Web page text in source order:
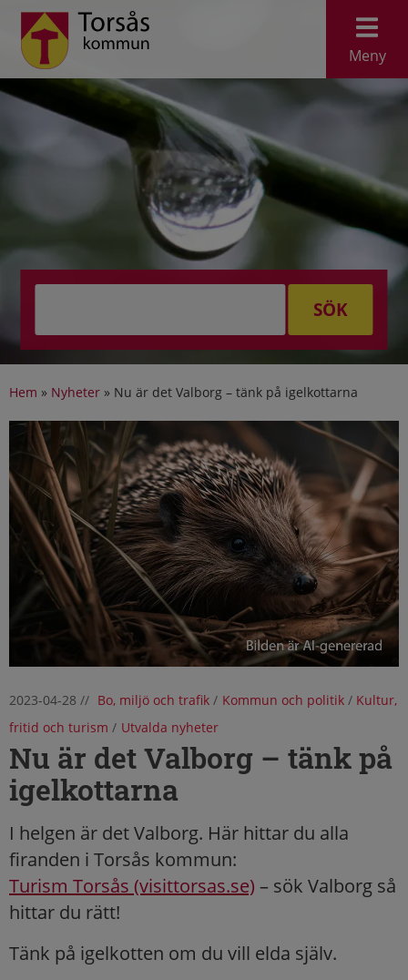
Meny
SÖK
Hem » Nyheter » Nu är det Valborg – tänk på igelkottarna
2023-04-28 // Bo, miljö och trafik/ Kommun och politik/ Kultur,
fritid och turism / Utvalda nyheter
Nu är det Valborg – tänk på
igelkottarna
I helgen är det Valborg. Här hittar du alla
firanden i Torsås kommun:
Turism Torsås (visittorsas.se) – sök Valborg så
hittar du rätt!
Tänk på igelkotten om du vill elda själv.